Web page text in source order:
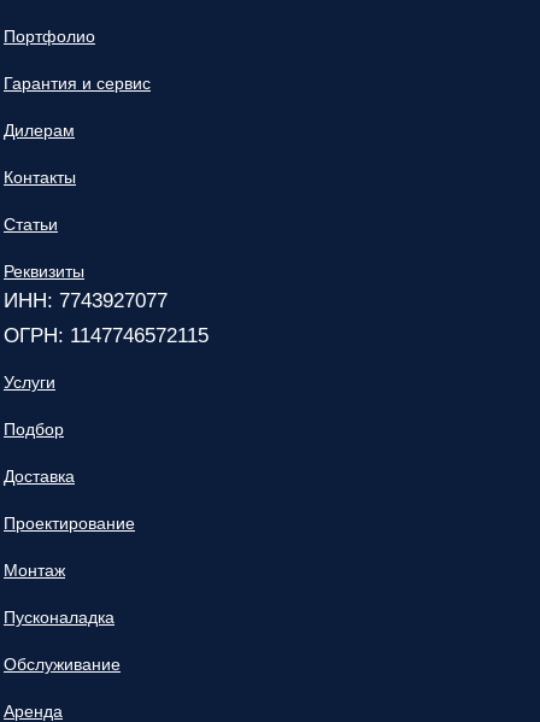
Портфолио
Гарантия и сервис
Дилерам
Контакты
Статьи
Реквизиты
ИНН: 7743927077
ОГРН: 1147746572115
Услуги
Подбор
Доставка
Проектирование
Монтаж
Пусконаладка
Обслуживание
Аренда